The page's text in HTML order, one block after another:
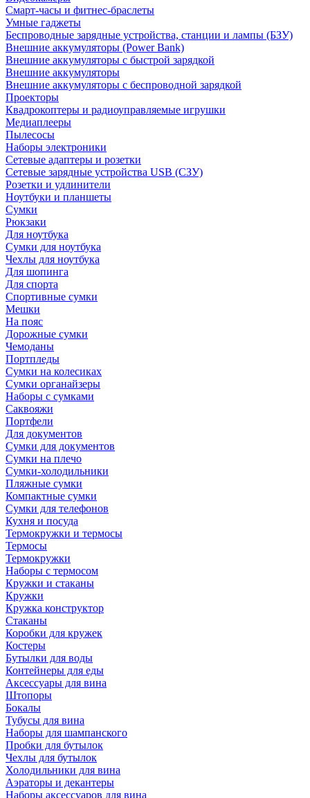
Смарт-часы и фитнес-браслеты
Умные гаджеты
Беспроводные зарядные устройства, станции и лампы (БЗУ)
Внешние аккумуляторы (Power Bank)
Внешние аккумуляторы с быстрой зарядкой
Внешние аккумуляторы
Внешние аккумуляторы с беспроводной зарядкой
Проекторы
Квадрокоптеры и радиоуправляемые игрушки
Медиаплееры
Пылесосы
Наборы электроники
Сетевые адаптеры и розетки
Сетевые зарядные устройства USB (СЗУ)
Розетки и удлинители
Ноутбуки и планшеты
Сумки
Рюкзаки
Для ноутбука
Сумки для ноутбука
Чехлы для ноутбука
Для шопинга
Для спорта
Спортивные сумки
Мешки
На пояс
Дорожные сумки
Чемоданы
Портпледы
Сумки на колесиках
Сумки органайзеры
Наборы с сумками
Саквояжи
Портфели
Для документов
Сумки для документов
Сумки на плечо
Сумки-холодильники
Пляжные сумки
Компактные сумки
Сумки для телефонов
Кухня и посуда
Термокружки и термосы
Термосы
Термокружки
Наборы с термосом
Кружки и стаканы
Кружки
Кружка конструктор
Стаканы
Коробки для кружек
Костеры
Бутылки для воды
Контейнеры для еды
Аксессуары для вина
Штопоры
Бокалы
Тубусы для вина
Наборы для шампанского
Пробки для бутылок
Чехлы для бутылок
Холодильники для вина
Аэраторы и декантеры
Наборы аксессуаров для вина